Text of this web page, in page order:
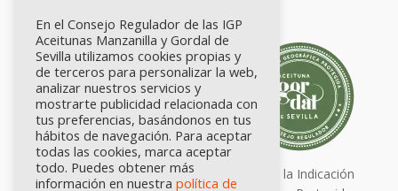
Calidad certificada por Origen. Sellos de la Indicación
En el Consejo Regulador de las IGP
Aceitunas Manzanilla y Gordal de
Sevilla utilizamos cookies propias y
de terceros para personalizar la web,
analizar nuestros servicios y
mostrarte publicidad relacionada con
tus preferencias, basándonos en tus
hábitos de navegación. Para aceptar
todas las cookies, marca aceptar
todo. Puedes obtener más
información en nuestra política de